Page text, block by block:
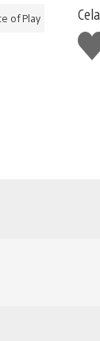
of Play